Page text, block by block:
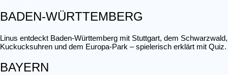
BADEN-WÜRTTEMBERG
Linus entdeckt Baden-Württemberg mit Stuttgart, dem Schwarzwald,
Kuckucksuhren und dem Europa-Park – spielerisch erklärt mit Quiz.
BAYERN